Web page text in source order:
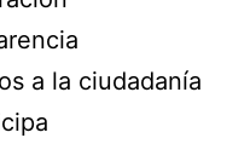
a la ciudadanía